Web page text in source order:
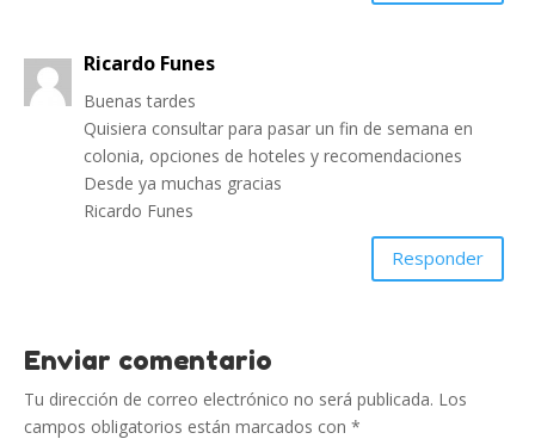
Ricardo Funes
Buenas tardes
Quisiera consultar para pasar un fin de semana en
colonia, opciones de hoteles y recomendaciones
Desde ya muchas gracias
Ricardo Funes
Responder
Enviar comentario
Tu dirección de correo electrónico no será publicada. Los
campos obligatorios están marcados con *